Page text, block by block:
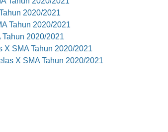
2020/2021
Tahun 2020/2021
2020/2021
X SMA Tahun 2020/2021
X SMA Tahun 2020/2021